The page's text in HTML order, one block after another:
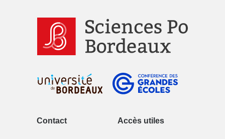
Contact Accès utiles